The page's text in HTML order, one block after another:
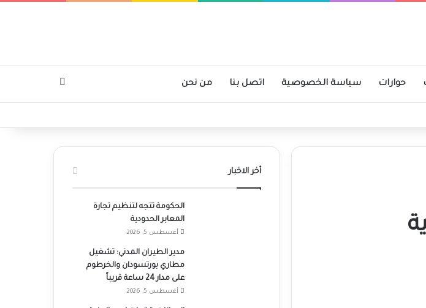
حوارات سياسة الخصوصية اتصل بنا من نحن
أخر الاخبار
الحكومة تتجه لتنظيم تجارة
المعابر الحدودية
أغسطس 5, 2026
مدير الطيران المدني: تشغيل
مطاري بورتسودان والخرطوم
على مدار 24 ساعة قريباً
أغسطس 5, 2026